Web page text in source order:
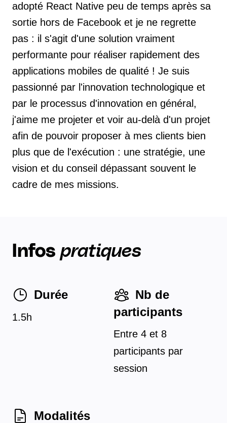
adopté React Native peu de temps après sa
sortie hors de Facebook et je ne regrette
pas : il s'agit d'une solution vraiment
performante pour réaliser rapidement des
applications mobiles de qualité ! Je suis
passionné par l'innovation technologique et
par le processus d'innovation en général,
j'aime me projeter et voir au-delà d'un projet
afin de pouvoir proposer à mes clients bien
plus que de l'exécution : une stratégie, une
vision et du conseil dépassant souvent le
cadre de mes missions.
Infos pratiques
Durée
1.5h
Nb de
participants
Entre 4 et 8
participants par
session
Modalités